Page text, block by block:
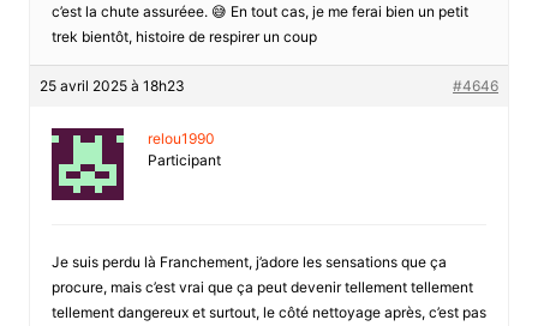
c’est la chute assuréee. 😅 En tout cas, je me ferai bien un petit
trek bientôt, histoire de respirer un coup
25 avril 2025 à 18h23 #4646
relou1990
Participant
Je suis perdu là Franchement, j’adore les sensations que ça
procure, mais c’est vrai que ça peut devenir tellement tellement
tellement dangereux et surtout, le côté nettoyage après, c’est pas